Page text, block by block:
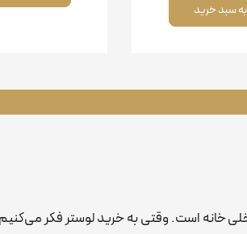
سبد خرید
خانه است. وقتی به خرید لوستر فکر می‌کنیم،